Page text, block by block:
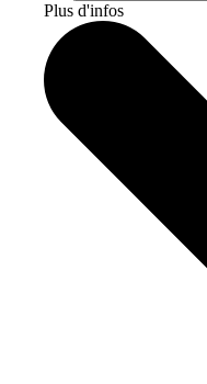
Plus d'infos